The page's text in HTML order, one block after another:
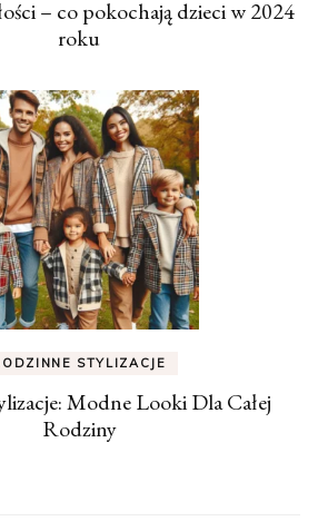
– co pokochają dzieci w 2024
roku
STYLIZACJE
Modne Looki Dla Całej
Rodziny